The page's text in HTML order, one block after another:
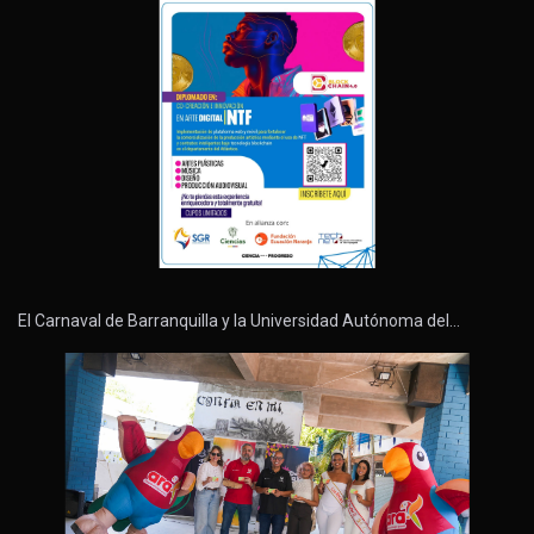
El Carnaval de Barranquilla y la Universidad Autónoma del…